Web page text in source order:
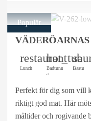
Populär
restaurant
Lunch
hot_tub
Badtunn
a
Bastu
Perfekt för dig som vill
riktigt god mat. Här
måltider och rogivande